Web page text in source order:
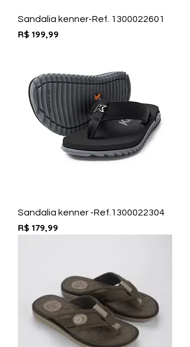
Sandalia kenner-Ref. 1300022601
Preço
R$ 199,99
Sandalia kenner -Ref.1300022304
Preço
R$ 179,99